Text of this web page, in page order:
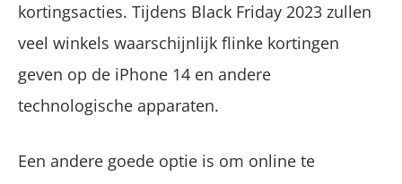
kortingsacties. Tijdens Black Friday 2023 zullen
veel winkels waarschijnlijk flinke kortingen
geven op de iPhone 14 en andere
technologische apparaten.
Een andere goede optie is om online te